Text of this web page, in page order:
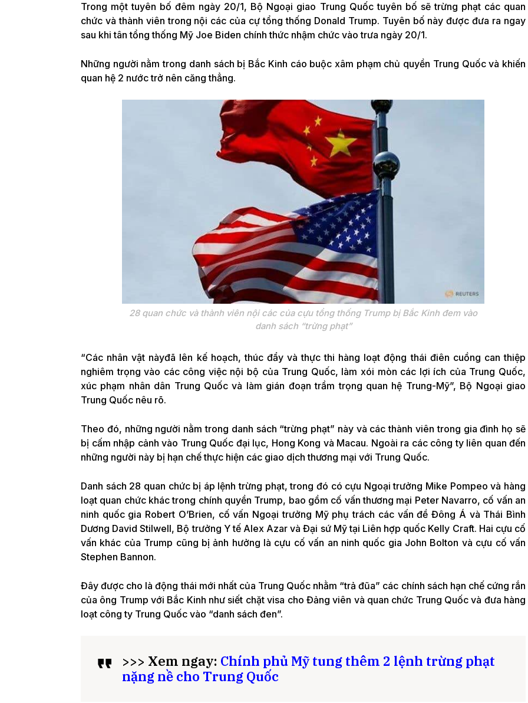
Trong một tuyên bố đêm ngày 20/1, Bộ Ngoại giao Trung Quốc tuyên bố sẽ trừng phạt các quan
chức và thành viên trong nội các của cự tổng thống Donald Trump. Tuyên bố này được đưa ra ngay
sau khi tân tổng thống Mỹ Joe Biden chính thức nhậm chức vào trưa ngày 20/1.
Những người nằm trong danh sách bị Bắc Kinh cáo buộc xâm phạm chủ quyền Trung Quốc và khiến
quan hệ 2 nước trở nên căng thẳng.
28 quan chức và thành viên nội các của cựu tổng thống Trump bị Bắc Kinh đem vào
danh sách “trừng phạt”
“Các nhân vật nàyđã lên kế hoạch, thúc đẩy và thực thi hàng loạt động thái điên cuồng can thiệp
nghiêm trọng vào các công việc nội bộ của Trung Quốc, làm xói mòn các lợi ích của Trung Quốc,
xúc phạm nhân dân Trung Quốc và làm gián đoạn trầm trọng quan hệ Trung-Mỹ”, Bộ Ngoại giao
Trung Quốc nêu rõ.
Theo đó, những người nằm trong danh sách “trừng phạt” này và các thành viên trong gia đình họ sẽ
bị cấm nhập cảnh vào Trung Quốc đại lục, Hong Kong và Macau. Ngoài ra các công ty liên quan đến
những người này bị hạn chế thực hiện các giao dịch thương mại với Trung Quốc.
Danh sách 28 quan chức bị áp lệnh trừng phạt, trong đó có cựu Ngoại trưởng Mike Pompeo và hàng
loạt quan chức khác trong chính quyền Trump, bao gồm cố vấn thương mại Peter Navarro, cố vấn an
ninh quốc gia Robert O’Brien, cố vấn Ngoại trưởng Mỹ phụ trách các vấn đề Đông Á và Thái Bình
Dương David Stilwell, Bộ trưởng Y tế Alex Azar và Đại sứ Mỹ tại Liên hợp quốc Kelly Craft. Hai cựu cố
vấn khác của Trump cũng bị ảnh hưởng là cựu cố vấn an ninh quốc gia John Bolton và cựu cố vấn
Stephen Bannon.
Đây được cho là động thái mới nhất của Trung Quốc nhằm “trả đũa” các chính sách hạn chế cứng rắn
của ông Trump với Bắc Kinh như siết chặt visa cho Đảng viên và quan chức Trung Quốc và đưa hàng
loạt công ty Trung Quốc vào “danh sách đen”.
>>> Xem ngay: Chính phủ Mỹ tung thêm 2 lệnh trừng phạt
nặng nề cho Trung Quốc